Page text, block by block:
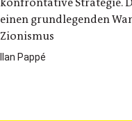
einen grundlegenden
Zionismus
Ilan Pappé